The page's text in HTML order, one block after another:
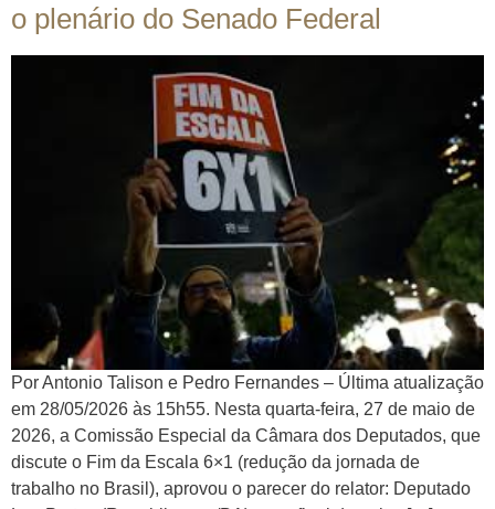
o plenário do Senado Federal
Por Antonio Talison e Pedro Fernandes – Última atualização
em 28/05/2026 às 15h55. Nesta quarta-feira, 27 de maio de
2026, a Comissão Especial da Câmara dos Deputados, que
discute o Fim da Escala 6×1 (redução da jornada de
trabalho no Brasil), aprovou o parecer do relator: Deputado